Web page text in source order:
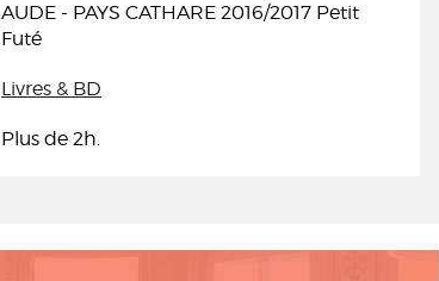
AUDE - PAYS CATHARE 2016/2017 Petit
Futé
Livres & BD
Plus de 2h.